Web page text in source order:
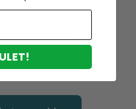
endnu.
andre med at vælge